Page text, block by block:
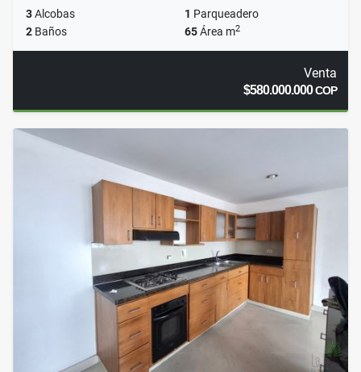
3Alcobas 1 Parqueadero
2 Baños 65Área m2
Venta
$580.000.000COP